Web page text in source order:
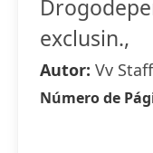
exclusin.,
Autor: Vv Staff
Número de